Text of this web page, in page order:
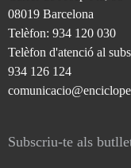
08019 Barcelona
Telèfon: 934 120 030
Telèfon d'atenció al
934 126 124
Subscriu-te als